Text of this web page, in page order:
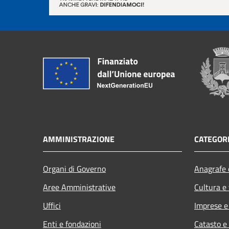
AMMINISTRAZIONE
Organi di Governo
Aree Amministrative
Uffici
Enti e fondazioni
Cultura
Imprese
Catasto